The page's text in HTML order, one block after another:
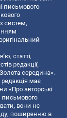
письмового
систем,
статті,
редакції,
середина».
редакція має
«Про авторські
письмового
вони не
поширенню в